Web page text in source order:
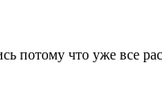
потому что уже все